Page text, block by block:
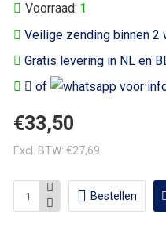
Veilige zending binnen 2
Gratis levering in NL en
of
voor
Voorraad: 1
€33,50
Excl. BTW: €27,69
Bestellen